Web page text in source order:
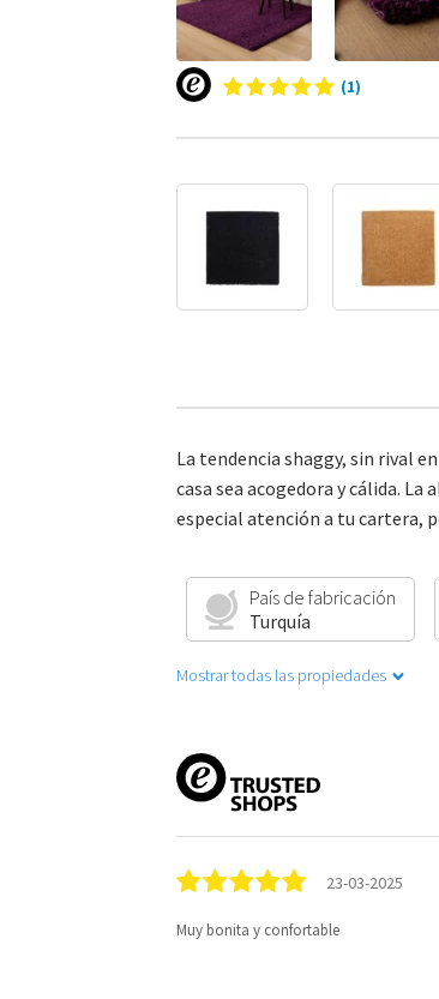
(1)
La tendencia shaggy, sin rival
casa sea acogedora y cálida.
especial atención a tu cartera,
País de fabricación
Turquía
Mostrar todas las propiedades
23-03-2025
Muy bonita y confortable